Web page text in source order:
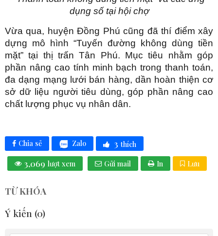
dụng số tại hội chợ
Vừa qua, huyện Đồng Phú cũng đã thí điểm xây
dựng mô hình “Tuyến đường không dùng tiền
mặt” tại thị trấn Tân Phú. Mục tiêu nhằm góp
phần nâng cao tính minh bạch trong thanh toán,
đa dạng mạng lưới bán hàng, dần hoàn thiện cơ
sở dữ liệu người tiêu dùng, góp phần nâng cao
chất lượng phục vụ nhân dân.
Chia sẻ Zalo 3 thích
3,069 lượt xem Gửi mail In Lưu
TỪ KHÓA
Ý kiến (0)